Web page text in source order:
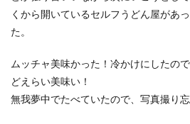
くから開いているセルフうどん屋があ
た。
ムッチャ美味かった！冷かけにしたの
どえらい美味い！
無我夢中でたべていたので、写真撮り忘